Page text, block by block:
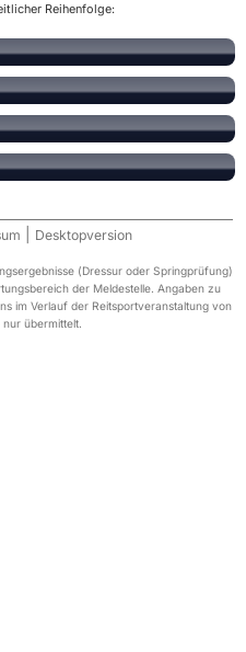
Reihenfolge:
Desktopversion
(Dressur oder Springprüfung)
der Meldestelle. Angaben zu
im Verlauf der Reitsportveranstaltung von
übermittelt.